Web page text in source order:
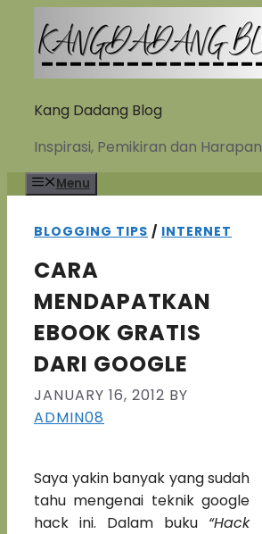
content
Kang Dadang Blog
Inspirasi, Pemikiran dan Harapan
Menu
BLOGGING TIPS / INTERNET
CARA
MENDAPATKAN
EBOOK GRATIS
DARI GOOGLE
JANUARY 16, 2012 BY
ADMIN08
Saya yakin banyak yang sudah
tahu mengenai teknik google
hack ini. Dalam buku “Hack